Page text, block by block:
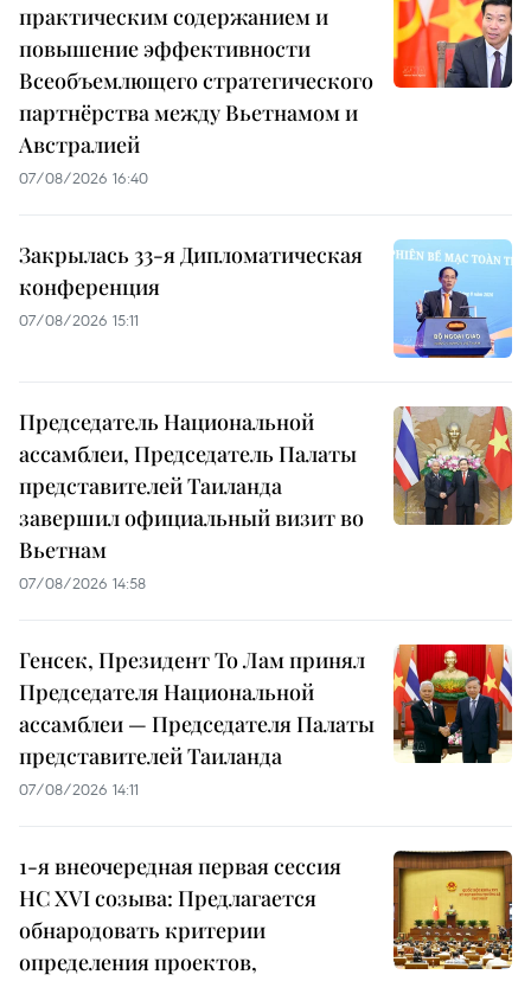
практическим содержанием и
повышение эффективности
Всеобъемлющего стратегического
партнёрства между Вьетнамом и
Австралией
07/08/2026 16:40
Закрылась 33-я Дипломатическая
конференция
07/08/2026 15:11
Председатель Национальной
ассамблеи, Председатель Палаты
представителей Таиланда
завершил официальный визит во
Вьетнам
07/08/2026 14:58
Генсек, Президент То Лам принял
Председателя Национальной
ассамблеи — Председателя Палаты
представителей Таиланда
07/08/2026 14:11
1-я внеочередная первая сессия
НС XVI созыва: Предлагается
обнародовать критерии
определения проектов,